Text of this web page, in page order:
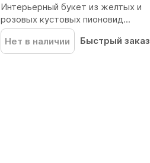
Интерьерный букет из желтых и
розовых кустовых пионовид...
Нет в наличии
Быстрый заказ